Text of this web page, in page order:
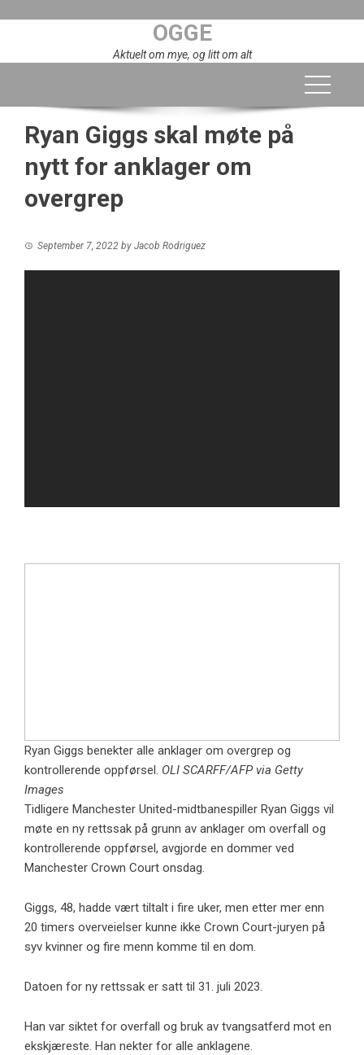
OGGE
Aktuelt om mye, og litt om alt
Ryan Giggs skal møte på
nytt for anklager om
overgrep
September 7, 2022 by Jacob Rodriguez
Ryan Giggs benekter alle anklager om overgrep og
kontrollerende oppførsel. OLI SCARFF/AFP via Getty
Images
Tidligere Manchester United-midtbanespiller Ryan Giggs vil
møte en ny rettssak på grunn av anklager om overfall og
kontrollerende oppførsel, avgjorde en dommer ved
Manchester Crown Court onsdag.
Giggs, 48, hadde vært tiltalt i fire uker, men etter mer enn
20 timers overveielser kunne ikke Crown Court-juryen på
syv kvinner og fire menn komme til en dom.
Datoen for ny rettssak er satt til 31. juli 2023.
Han var siktet for overfall og bruk av tvangsatferd mot en
ekskjæreste. Han nekter for alle anklagene.